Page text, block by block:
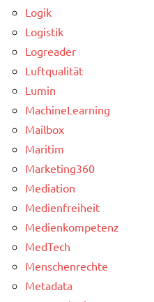
Logik
Logistik
Logreader
Luftqualität
Lumin
MachineLearning
Mailbox
Maritim
Marketing360
Mediation
Medienfreiheit
Medienkompetenz
MedTech
Menschenrechte
Metadata